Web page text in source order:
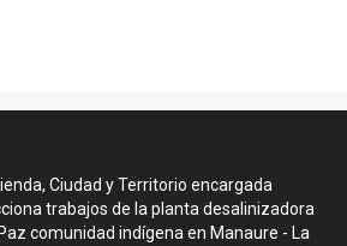
Ciudad y Territorio encargada
trabajos de la planta desalinizadora
comunidad indígena en Manaure - La